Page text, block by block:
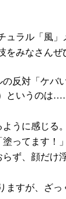
ュラル「風
をみなさんぜ
反対「ケバ
というのは
うに感じる。
ってます！
ず、顔だけ
ますが、ざ